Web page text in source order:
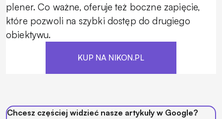
plener. Co ważne, oferuje też boczne zapięcie,
które pozwoli na szybki dostęp do drugiego
obiektywu.
KUP NA NIKON.PL
Chcesz częściej widzieć nasze artykuły w Google?